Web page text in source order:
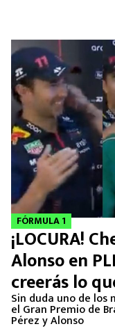
FÓRMULA 1
¡LOCURA!
Alonso en
creerás lo
Sin duda uno de
el Gran Premio de
Pérez y Alonso